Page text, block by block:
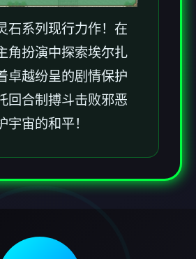
石系列现行力作！在
角扮演中探索埃尔扎
卓越纷呈的剧情保护
回合制搏斗击败邪恶
宇宙的和平！